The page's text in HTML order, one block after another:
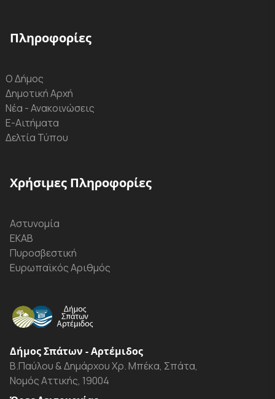
Πληροφορίες
Ο Δήμος
Δημοτική Αρχή
Νέα - Ανακοινώσεις
Ε-Αιτήματα
Δελτία Τύπου
Χρήσιμες Πληροφορίες
Αστυνομία
ΕΚΑΒ
Πυροσβεστική
Ευρωπαϊκός Αριθμός
Δήμος Σπάτων - Αρτέμιδος
Β.Παύλου & Δημάρχου Χρ. Μπέκα, Σπάτα,
Νομός Αττικής, 19004